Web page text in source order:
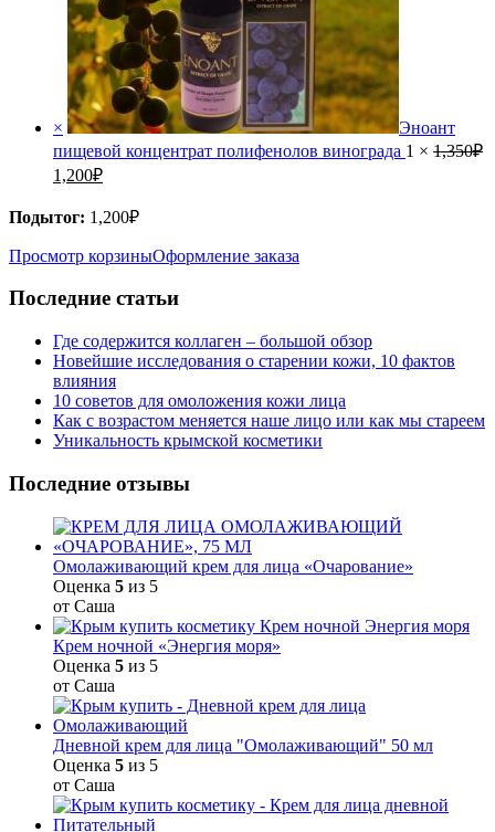
×
Эноант
пищевой концентрат полифенолов винограда 1 × 1,350₽
1,200₽
Подытог: 1,200₽
Просмотр корзиныОформление заказа
Последние статьи
Где содержится коллаген – большой обзор
Новейшие исследования о старении кожи, 10 фактов
влияния
10 советов для омоложения кожи лица
Как с возрастом меняется наше лицо или как мы стареем
Уникальность крымской косметики
Последние отзывы
Омолаживающий крем для лица «Очарование»
Оценка 5 из 5
от Саша
Крем ночной «Энергия моря»
Оценка 5 из 5
от Саша
Дневной крем для лица "Омолаживающий" 50 мл
Оценка 5 из 5
от Саша